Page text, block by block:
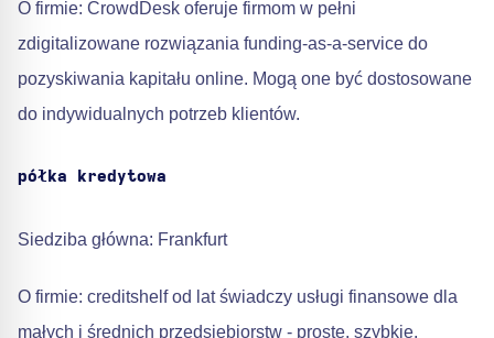
O firmie: CrowdDesk oferuje firmom w pełni
zdigitalizowane rozwiązania funding-as-a-service do
pozyskiwania kapitału online. Mogą one być dostosowane
do indywidualnych potrzeb klientów.
półka kredytowa
Siedziba główna: Frankfurt
O firmie: creditshelf od lat świadczy usługi finansowe dla
małych i średnich przedsiębiorstw - proste, szybkie,